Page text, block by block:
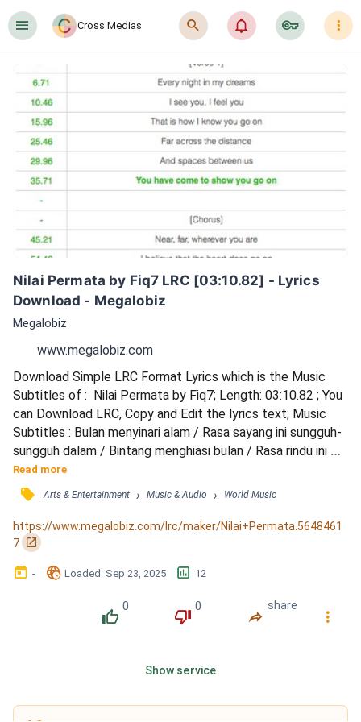
󰍜 Cross Medias 󰍉 󰂜 󰷖 󰇙
Nilai Permata by Fiq7 LRC [03:10.82] - Lyrics
Download - Megalobiz
Megalobiz
www.megalobiz.com
Download Simple LRC Format Lyrics which is the Music
Subtitles of :  Nilai Permata by Fiq7; Length: 03:10.82 ; You
can Download LRC, Copy and Edit the lyrics text; Music
Subtitles : Bulan menyinari alam / Rasa sayang ini sungguh-
sungguh dalam / Bintang menghiasi bulan / Rasa rindu ini
tak mampu ditahan / Bulan menyinari alam / Rasa sayang ini
sungguh-sungguh dalam / Bintang menghiasi bulan / Rasa
rindu ini tak mampu ditahan / Beri aku ruang sayang / Cuma
kali ini aku minta / Tuk buktikan dalam m...
Read more
󰓹 Arts & Entertainment › Music & Audio › World Music
https://www.megalobiz.com/lrc/maker/Nilai+Permata.5648461
7 󰏌
󰃶 - 󱉊 Loaded: Sep 23, 2025 󱕎 12
󰔔
0
󰔒
0
󰤲
share
󰇙
Show service